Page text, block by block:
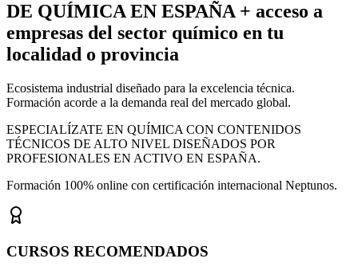
DE QUÍMICA EN ESPAÑA + acceso a
empresas del sector químico en tu
localidad o provincia
Ecosistema industrial diseñado para la excelencia técnica.
Formación acorde a la demanda real del mercado global.
ESPECIALÍZATE EN QUÍMICA CON CONTENIDOS
TÉCNICOS DE ALTO NIVEL DISEÑADOS POR
PROFESIONALES EN ACTIVO EN ESPAÑA.
Formación 100% online con certificación internacional Neptunos.
CURSOS RECOMENDADOS